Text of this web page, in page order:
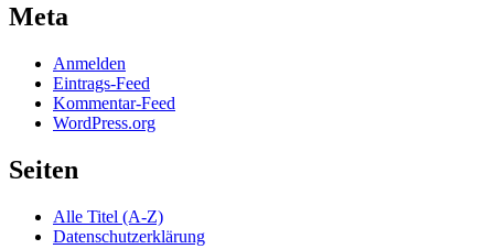
Meta
Anmelden
Eintrags-Feed
Kommentar-Feed
WordPress.org
Seiten
Alle Titel (A-Z)
Datenschutzerklärung